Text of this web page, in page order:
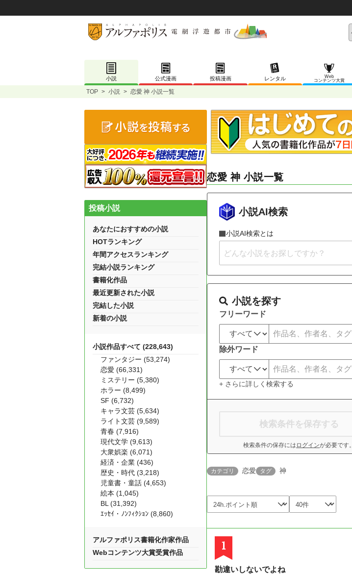
小説 公式漫画 投稿漫画 レンタル
Web
コンテンツ大賞
TOP > 小説 > 恋愛 神 小説一覧
恋愛 神 小説一覧
小説AI検索
小説AI検索とは
小説を探す
フリーワード
除外ワード
+ さらに詳しく検索する
検索条件を保存する
検索条件の保存には ログインが必要です。
カテゴリ 恋愛 タグ 神
1
勘違いしないでよね
投稿小説
あなたにおすすめの小説
HOTランキング
年間アクセスランキング
完結小説ランキング
書籍化作品
最近更新された小説
完結した小説
新着の小説
小説作品すべて (228,643)
ファンタジー (53,274)
恋愛 (66,331)
ミステリー (5,380)
ホラー (8,499)
SF (6,732)
キャラ文芸 (5,634)
ライト文芸 (9,589)
青春 (7,916)
現代文学 (9,613)
大衆娯楽 (6,071)
経済・企業 (436)
歴史・時代 (3,218)
児童書・童話 (4,653)
絵本 (1,045)
BL (31,392)
ｴｯｾｲ・ﾉﾝﾌｨｸｼｮﾝ (8,860)
アルファポリス書籍化作家作品
Webコンテンツ大賞受賞作品